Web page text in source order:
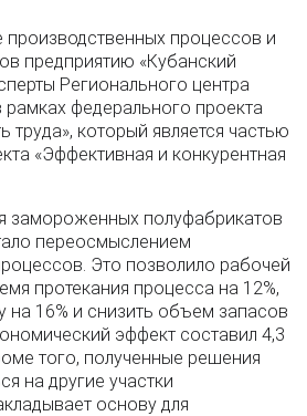
процессов и
предприятию «Кубанский
Регионального центра
федерального проекта
труда», который является частью
«Эффективная и конкурентная
замороженных полуфабрикатов
переосмыслением
Это позволило рабочей
протекания процесса на 12%,
на 16% и снизить объем запасов
эффект составил 4,3
того, полученные решения
на другие участки
основу для